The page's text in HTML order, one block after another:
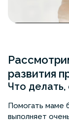
развития
Что
Помогать маме
выполняет